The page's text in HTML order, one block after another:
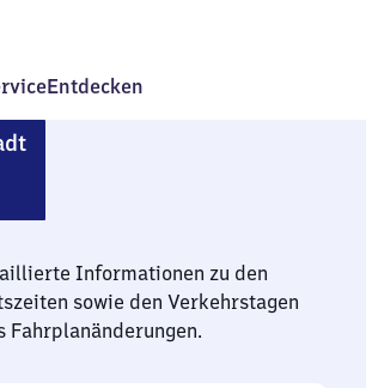
Entdecken
Informationen zu den
sowie den Verkehrstagen
Fahrplanänderungen.